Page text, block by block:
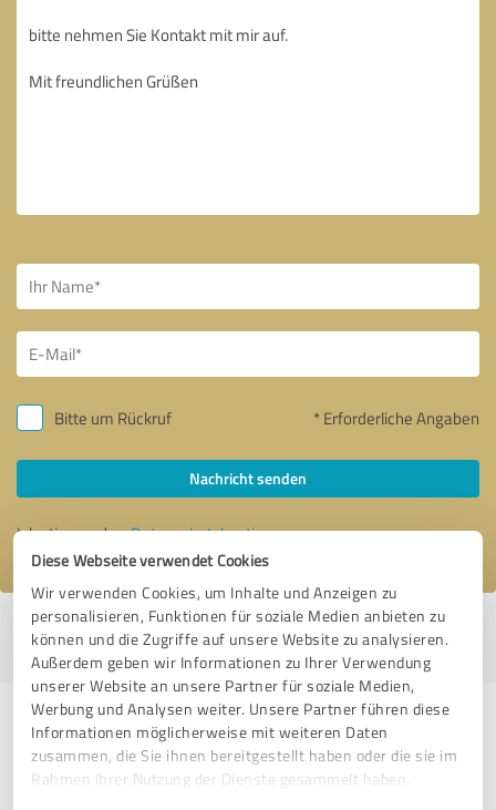
Diese Webseite verwendet Cookies
Wir verwenden Cookies, um Inhalte und Anzeigen zu
personalisieren, Funktionen für soziale Medien anbieten zu
können und die Zugriffe auf unsere Website zu analysieren.
Außerdem geben wir Informationen zu Ihrer Verwendung
unserer Website an unsere Partner für soziale Medien,
Werbung und Analysen weiter. Unsere Partner führen diese
Informationen möglicherweise mit weiteren Daten
zusammen, die Sie ihnen bereitgestellt haben oder die sie im
Rahmen Ihrer Nutzung der Dienste gesammelt haben.
Bitte um Rückruf * Erforderliche Angaben
Nachricht senden
Ich stimme denDatenschutzbestimmungenzu.
Profil aktiv seit 19.08.2014 | Letzte Aktualisierung: 06.02.2025
melden
Erfahrungen zu weiteren
Anbietern aus dem Bereich
Dienstleistungen